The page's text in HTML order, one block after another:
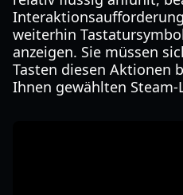
weiterhin
anzeigen. Sie müssen
Tasten diesen Aktionen
Ihnen gewählten